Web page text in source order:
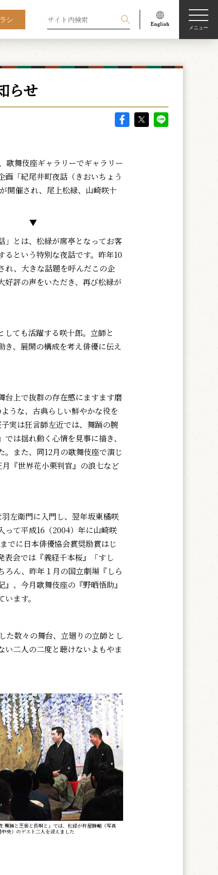
シ
メニュー
らせ
舞伎座ギャラリーでギャラリー
画「紀尾井町夜話（きおいちょう
開催され、尾上松緑、山崎咲十
▼
とは、松緑が席亭となってお客
るという特別な夜話です。昨年10
れ、大きな話題を呼んだこの企
好評の声をいただき、再び松緑が
ても活躍する咲十郎。立師と
き、展開の構成を考え俳優に伝え
上で抜群の存在感にますます磨
うな、古典らしい鮮やかな役を
実は狂言師左近では、舞踊の腕
は揺れ動く心情を見事に描き、
また、同12月の歌舞伎座で演じ
『世界花小栗判官』の浪七など
左衛門に入門し、翌年坂東橘咲
って平成16（2004）年に山崎咲
でに日本俳優協会賞奨励賞はじ
表会では『義経千本桜』「すし
ろん、昨年１月の国立劇場『しら
、今月歌舞伎座の『野晒悟助』
ます。
数々の舞台、立廻りの立師とし
い二人の二度と聴けないよもやま
舞踊と芝居と長唄と」では、松緑が杵屋勝輔（写真
央）のゲスト二人を迎えました